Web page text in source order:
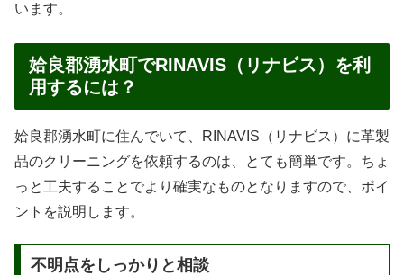
います。
姶良郡湧水町でRINAVIS（リナビス）を利
用するには？
姶良郡湧水町に住んでいて、RINAVIS（リナビス）に革製
品のクリーニングを依頼するのは、とても簡単です。ちょ
っと工夫することでより確実なものとなりますので、ポイ
ントを説明します。
不明点をしっかりと相談